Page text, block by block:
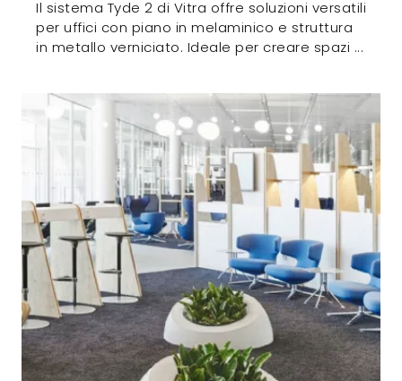
Il sistema Tyde 2 di Vitra offre soluzioni versatili
per uffici con piano in melaminico e struttura
in metallo verniciato. Ideale per creare spazi ...